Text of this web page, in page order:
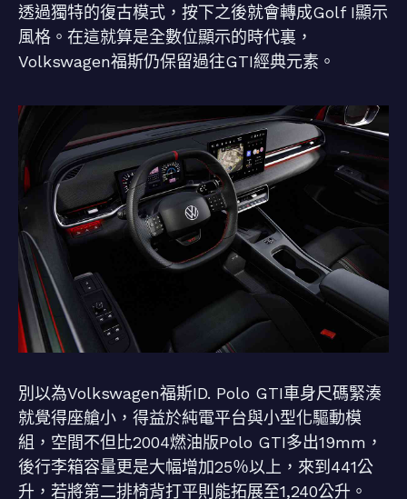
透過獨特的復古模式，按下之後就會轉成Golf I顯示
風格。在這就算是全數位顯示的時代裏，
Volkswagen福斯仍保留過往GTI經典元素。
別以為Volkswagen福斯ID. Polo GTI車身尺碼緊湊
就覺得座艙小，得益於純電平台與小型化驅動模
組，空間不但比2004燃油版Polo GTI多出19mm，
後行李箱容量更是大幅增加25％以上，來到441公
升，若將第二排椅背打平則能拓展至1,240公升。